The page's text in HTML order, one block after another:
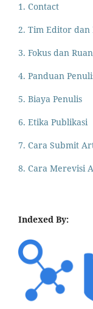
1. Contact
2. Tim Editor dan
3. Fokus dan
4. Panduan
5. Biaya Penulis
6. Etika Publikasi
7. Cara Submit
8. Cara Merevisi
Indexed By: